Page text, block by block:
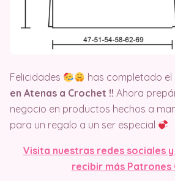
Felicidades has completado el
en Atenas a Crochet !! Ahora
negocio en productos hechos a
para un regalo a un ser especial
Visita nuestras redes sociales
recibir más Patrones